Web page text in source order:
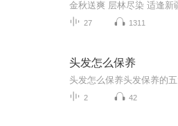
27 1311
头发怎么保养
2 42